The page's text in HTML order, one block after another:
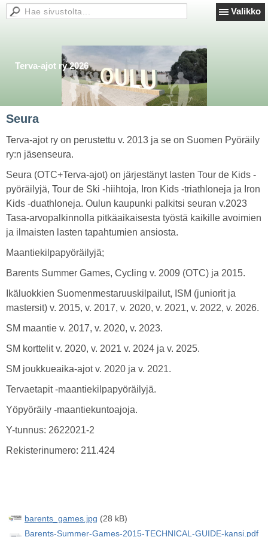
Valikko
Terva-ajot ry 2026
Seura
Terva-ajot ry on perustettu v. 2013 ja se on Suomen Pyöräily
ry:n jäsenseura.
Seura (OTC+Terva-ajot) on järjestänyt lasten Tour de Kids -
pyöräilyjä, Tour de Ski -hiihtoja, Iron Kids -triathloneja ja Iron
Kids -duathloneja. Oulun kaupunki palkitsi seuran v.2023
Tasa-arvopalkinnolla pitkäaikaisesta työstä kaikille avoimien
ja ilmaisten lasten tapahtumien ansiosta.
Maantiekilpapyöräilyjä;
Barents Summer Games, Cycling v. 2009 (OTC) ja 2015.
Ikäluokkien Suomenmestaruuskilpailut, ISM (juniorit ja
mastersit) v. 2015, v. 2017, v. 2020, v. 2021, v. 2022, v. 2026.
SM maantie v. 2017, v. 2020, v. 2023.
SM korttelit v. 2020, v. 2021 v. 2024 ja v. 2025.
SM joukkueaika-ajot v. 2020 ja v. 2021.
Tervaetapit -maantiekilpapyöräilyjä.
Yöpyöräily -maantiekuntoajoja.
Y-tunnus: 2622021-2
Rekisterinumero: 211.424
barents_games.jpg (28 kB)
Barents-Summer-Games-2015-TECHNICAL-GUIDE-kansi.pdf